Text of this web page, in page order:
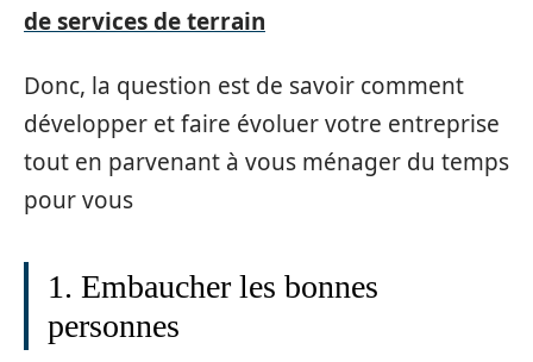
de services de terrain
Donc, la question est de savoir comment
développer et faire évoluer votre entreprise
tout en parvenant à vous ménager du temps
pour vous
1. Embaucher les bonnes
personnes